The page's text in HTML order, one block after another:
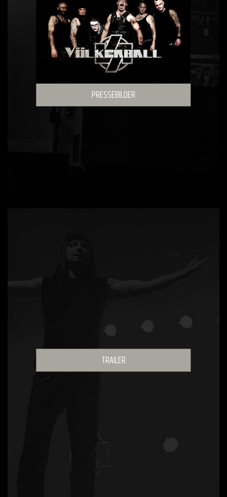
PRESSEBILDER
TRAILER